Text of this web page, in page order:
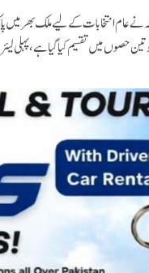
نے عام انتخابات کے لیے ملک بھر
تین حصوں میں تقسیم کیا گیا ہے، پہلی